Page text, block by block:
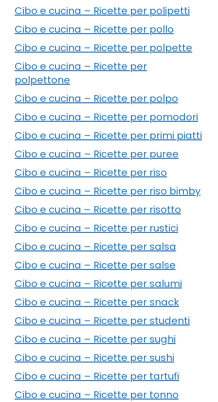
Cibo e cucina – Ricette per polipetti
Cibo e cucina – Ricette per pollo
Cibo e cucina – Ricette per polpette
Cibo e cucina – Ricette per
polpettone
Cibo e cucina – Ricette per polpo
Cibo e cucina – Ricette per pomodori
Cibo e cucina – Ricette per primi piatti
Cibo e cucina – Ricette per puree
Cibo e cucina – Ricette per riso
Cibo e cucina – Ricette per riso bimby
Cibo e cucina – Ricette per risotto
Cibo e cucina – Ricette per rustici
Cibo e cucina – Ricette per salsa
Cibo e cucina – Ricette per salse
Cibo e cucina – Ricette per salumi
Cibo e cucina – Ricette per snack
Cibo e cucina – Ricette per studenti
Cibo e cucina – Ricette per sughi
Cibo e cucina – Ricette per sushi
Cibo e cucina – Ricette per tartufi
Cibo e cucina – Ricette per tonno